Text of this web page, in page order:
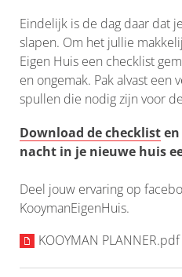
Eindelijk is de dag daar dat
slapen. Om het jullie
Eigen Huis een checklist
en ongemak. Pak alvast een
spullen die nodig zijn voor
Download de checklist
nacht in je nieuwe huis
Deel jouw ervaring op
KooymanEigenHuis.
KOOYMAN PLANNER.pdf